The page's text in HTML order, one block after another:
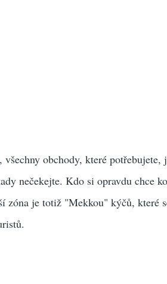
obchody, které potřebujete,
nečekejte. Kdo si opravdu chce
zóna je totiž "Mekkou" kýčů, které